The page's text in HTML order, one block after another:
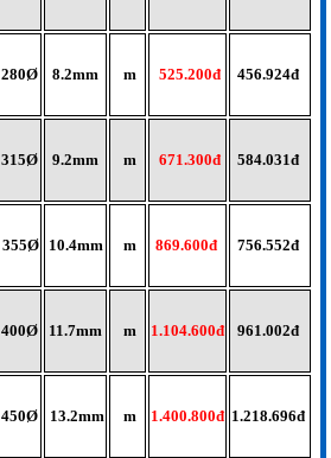
280Ø 8.2mm m 525.200đ 456.924đ
315Ø 9.2mm m 671.300đ 584.031đ
355Ø 10.4mm m 869.600đ 756.552đ
400Ø 11.7mm m 1.104.600đ 961.002đ
450Ø 13.2mm m 1.400.800đ 1.218.696đ